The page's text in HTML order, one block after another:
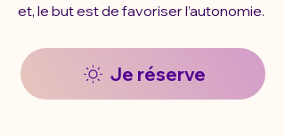
et, le but est de favoriser l’autonomie.
Je réserve